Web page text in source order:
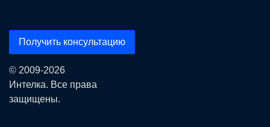
Получить консультацию
© 2009-2026
Интелка. Все права
защищены.